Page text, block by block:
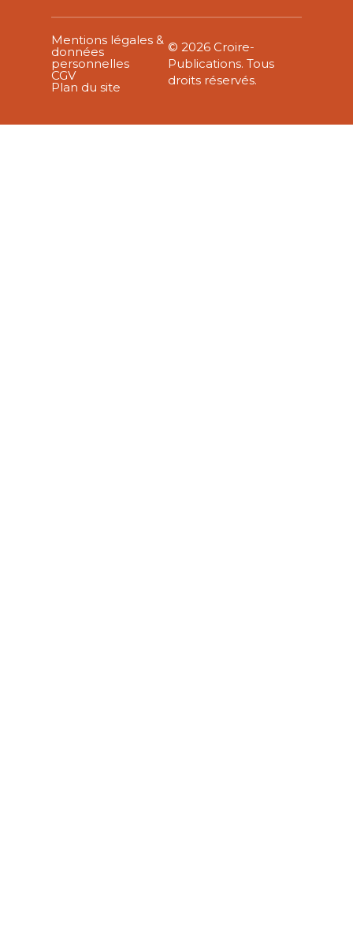
Mentions légales &
données
personnelles
CGV
Plan du site
© 2026 Croire-
Publications. Tous
droits réservés.